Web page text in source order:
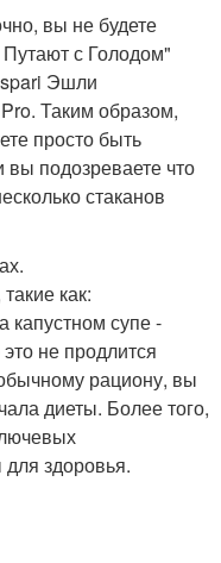
вы не будете
с Голодом"
Эшли
Таким образом,
просто быть
подозреваете что
стаканов
как:
капустном супе -
не продлится
рациону, вы
диеты. Более того,
здоровья.